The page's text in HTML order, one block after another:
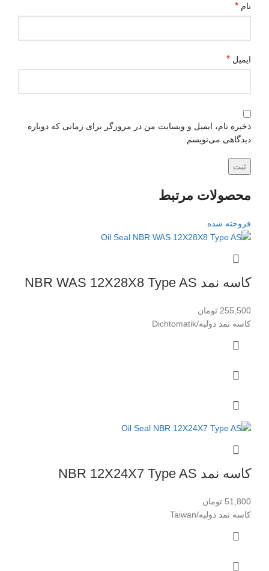
نام *
ایمیل *
ذخیره نام، ایمیل و وبسایت من در مرورگر برای زمانی که دوباره
دیدگاهی می‌نویسم.
محصولات مرتبط
فروخته شده
کاسه نمد NBR WAS 12X28X8 Type AS
255,500 تومان
کاسه نمد دولبه/Dichtomatik
کاسه نمد NBR 12X24X7 Type AS
51,800 تومان
کاسه نمد دولبه/Taiwan